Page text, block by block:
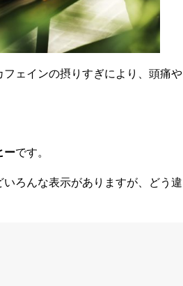
ェインの摂りすぎにより、頭痛や
ーです。
いろんな表示がありますが、どう違